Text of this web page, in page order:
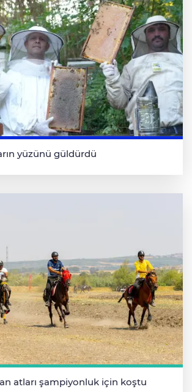
yüzünü güldürdü
atları şampiyonluk için koştu